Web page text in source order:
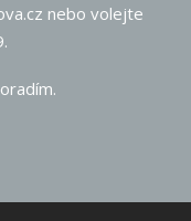
nebo volejte